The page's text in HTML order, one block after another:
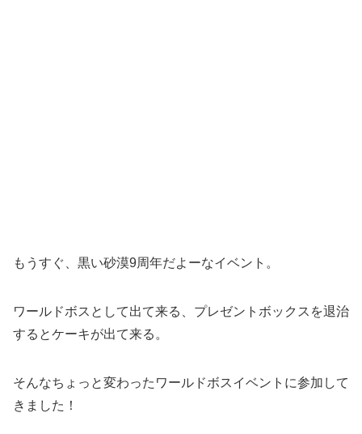
もうすぐ、黒い砂漠9周年だよーなイベント。
ワールドボスとして出て来る、プレゼントボックスを退治
するとケーキが出て来る。
そんなちょっと変わったワールドボスイベントに参加して
きました！